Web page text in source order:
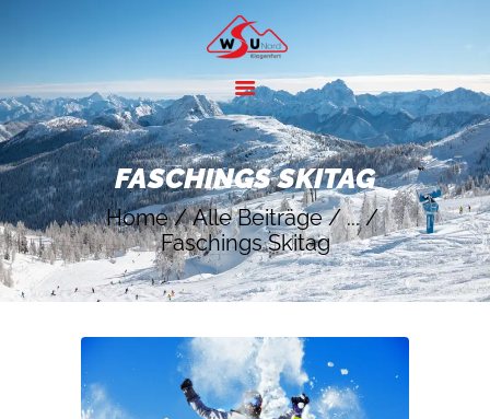
FASCHINGS SKITAG
Home Alle Beiträge
...
Faschings Skitag
HOME
ANGEBOTE
SKIGEBIETE
ÜBER UNS
KONTAKT